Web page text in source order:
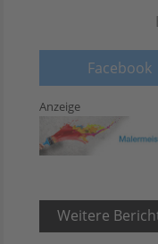
Facebook
Anzeige
Weitere